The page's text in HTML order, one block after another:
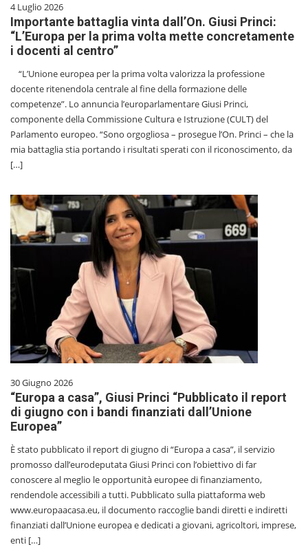
4 Luglio 2026
Importante battaglia vinta dall’On. Giusi Princi:
“L’Europa per la prima volta mette concretamente
i docenti al centro”
“L’Unione europea per la prima volta valorizza la professione
docente ritenendola centrale al fine della formazione delle
competenze”. Lo annuncia l’europarlamentare Giusi Princi,
componente della Commissione Cultura e Istruzione (CULT) del
Parlamento europeo. “Sono orgogliosa – prosegue l’On. Princi – che la
mia battaglia stia portando i risultati sperati con il riconoscimento, da
[…]
30 Giugno 2026
“Europa a casa”, Giusi Princi “Pubblicato il report
di giugno con i bandi finanziati dall’Unione
Europea”
È stato pubblicato il report di giugno di “Europa a casa”, il servizio
promosso dall’eurodeputata Giusi Princi con l’obiettivo di far
conoscere al meglio le opportunità europee di finanziamento,
rendendole accessibili a tutti. Pubblicato sulla piattaforma web
www.europaacasa.eu, il documento raccoglie bandi diretti e indiretti
finanziati dall’Unione europea e dedicati a giovani, agricoltori, imprese,
enti […]